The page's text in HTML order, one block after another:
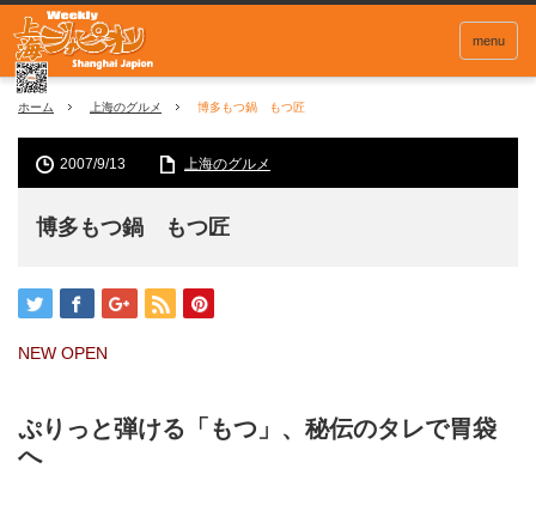
menu
ホーム 上海のグルメ 博多もつ鍋 もつ匠
2007/9/13 上海のグルメ
博多もつ鍋 もつ匠
NEW OPEN
ぷりっと弾ける「もつ」、秘伝のタレで胃袋
へ